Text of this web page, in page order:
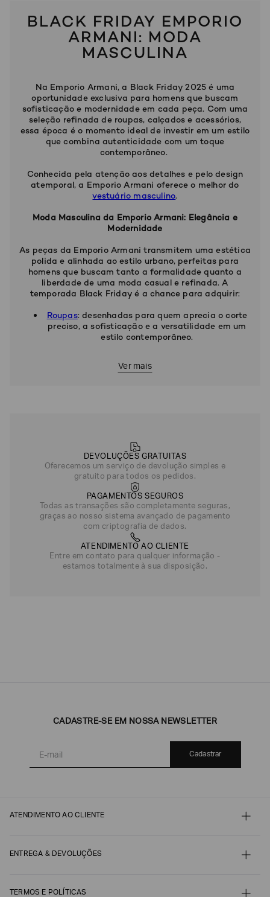
BLACK FRIDAY EMPORIO
ARMANI: MODA
MASCULINA
Na Emporio Armani, a Black Friday 2025 é uma
oportunidade exclusiva para homens que buscam
sofisticação e modernidade em cada peça. Com uma
seleção refinada de roupas, calçados e acessórios,
essa época é o momento ideal de investir em um estilo
que combina autenticidade com um toque
contemporâneo.
Conhecida pela atenção aos detalhes e pelo design
atemporal, a Emporio Armani oferece o melhor do
vestuário masculino.
Moda Masculina da Emporio Armani: Elegância e
Modernidade
As peças da Emporio Armani transmitem uma estética
polida e alinhada ao estilo urbano, perfeitas para
homens que buscam tanto a formalidade quanto a
liberdade de uma moda casual e refinada. A
temporada Black Friday é a chance para adquirir:
Roupas: desenhadas para quem aprecia o corte
preciso, a sofisticação e a versatilidade em um
estilo contemporâneo.
Ver mais
DEVOLUÇÕES GRATUITAS
Oferecemos um serviço de devolução simples e
gratuito para todos os pedidos.
PAGAMENTOS SEGUROS
Todas as transações são completamente seguras,
graças ao nosso sistema avançado de pagamento
com criptografia de dados.
ATENDIMENTO AO CLIENTE
Entre em contato para qualquer informação -
estamos totalmente à sua disposição.
CADASTRE-SE EM NOSSA NEWSLETTER
Cadastrar
ATENDIMENTO AO CLIENTE
Minha conta
Autenticidade
ENTREGA & DEVOLUÇÕES
Devoluções, Trocas e Reembolsos
TERMOS E POLÍTICAS